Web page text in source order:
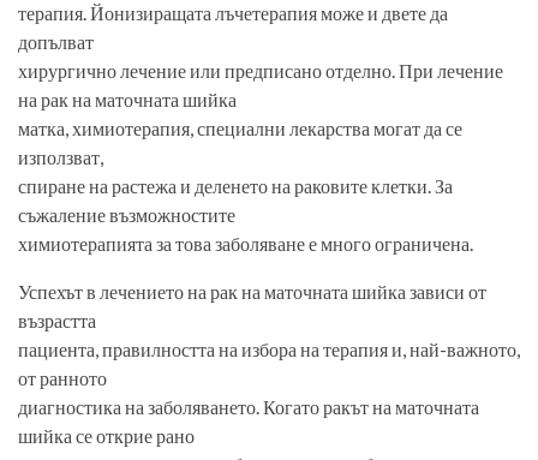
терапия. Йонизиращата лъчетерапия може и двете да
допълват
хирургично лечение или предписано отделно. При лечение
на рак на маточната шийка
матка, химиотерапия, специални лекарства могат да се
използват,
спиране на растежа и деленето на раковите клетки. За
съжаление възможностите
химиотерапията за това заболяване е много ограничена.
Успехът в лечението на рак на маточната шийка зависи от
възрастта
пациента, правилността на избора на терапия и, най-важното,
от ранното
диагностика на заболяването. Когато ракът на маточната
шийка се открие рано